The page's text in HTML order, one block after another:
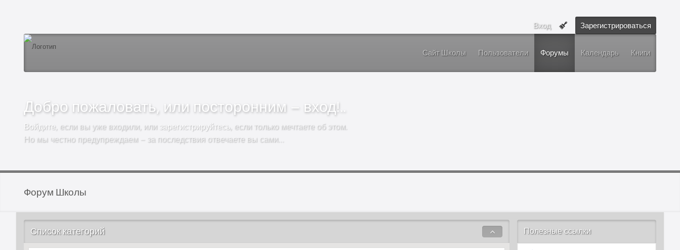
Вход Зарегистрироваться
Сайт Школы Пользователи Форумы Календарь Книги
Добро пожаловать, или посторонним – вход!..
Войдите, если вы уже входили, или зарегистрируйтесь, если только мечтаете об этом.
Но мы честно предупреждаем – за последствия отвечаете вы сами…
Форум Школы
Список категорий Полезные ссылки